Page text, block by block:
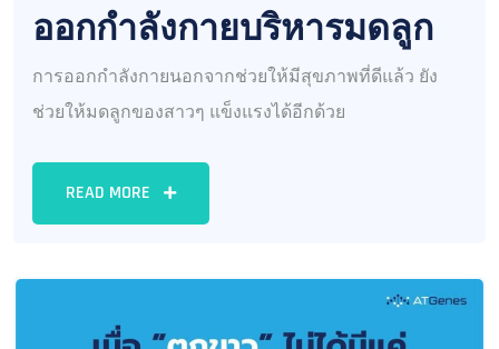
ออกกำลังกายบริหารมดลูก
การออกกำลังกายนอกจากช่วยให้มีสุขภาพที่ดีแล้ว ยัง
ช่วยให้มดลูกของสาวๆ แข็งแรงได้อีกด้วย
READ MORE